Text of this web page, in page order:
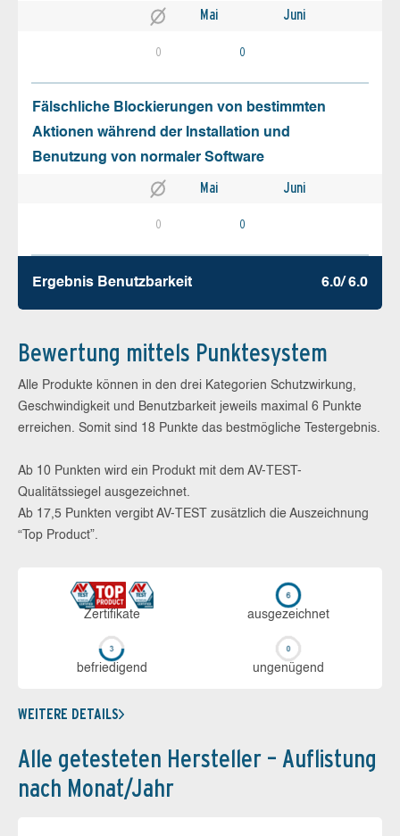
Mai Juni
0 0
Fälschliche Blockierungen von bestimmten
Aktionen während der Installation und
Benutzung von normaler Software
Mai Juni
0 0
Ergebnis Benutz­barkeit 6.0/ 6.0
Bewertung mittels Punktesystem
Alle Produkte können in den drei Kategorien Schutzwirkung,
Geschwindigkeit und Benutzbarkeit jeweils maximal 6 Punkte
erreichen. Somit sind 18 Punkte das bestmögliche Testergebnis.
Ab 10 Punkten wird ein Produkt mit dem AV-TEST-
Qualitätssiegel ausgezeichnet.
Ab 17,5 Punkten vergibt AV-TEST zusätzlich die Auszeichnung
“Top Product”.
Zerti­fikate aus­ge­zeich­net
be­frie­di­gend un­ge­nü­gend
WEITERE DETAILS
Alle getesteten Hersteller – Auflistung
nach Monat/Jahr